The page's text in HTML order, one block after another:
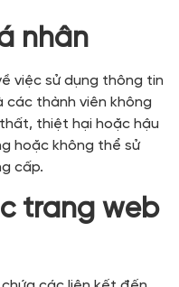
nhân
việc sử dụng thông tin
các thành viên không
thiệt hại hoặc hậu
hoặc không thể sử
cấp.
trang web